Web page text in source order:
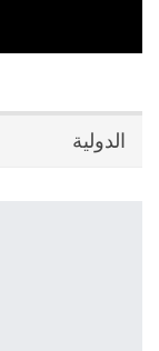
الدولية